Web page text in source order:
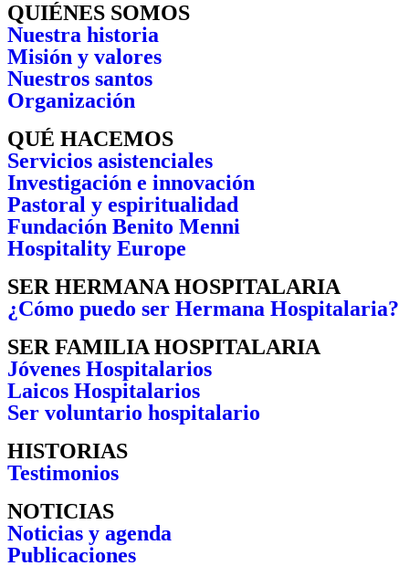
QUIÉNES SOMOS
Nuestra historia
Misión y valores
Nuestros santos
Organización
QUÉ HACEMOS
Servicios asistenciales
Investigación e innovación
Pastoral y espiritualidad
Fundación Benito Menni
Hospitality Europe
SER HERMANA HOSPITALARIA
¿Cómo puedo ser Hermana Hospitalaria?
SER FAMILIA HOSPITALARIA
Jóvenes Hospitalarios
Laicos Hospitalarios
Ser voluntario hospitalario
HISTORIAS
Testimonios
NOTICIAS
Noticias y agenda
Publicaciones